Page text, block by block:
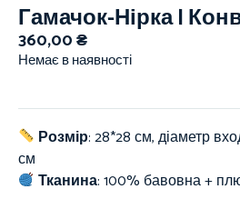
Гамачок-Нірка |
360,00₴
Немає в наявності
Розмір: 28*28 см, діаметр
см
Тканина:100% бавовна +